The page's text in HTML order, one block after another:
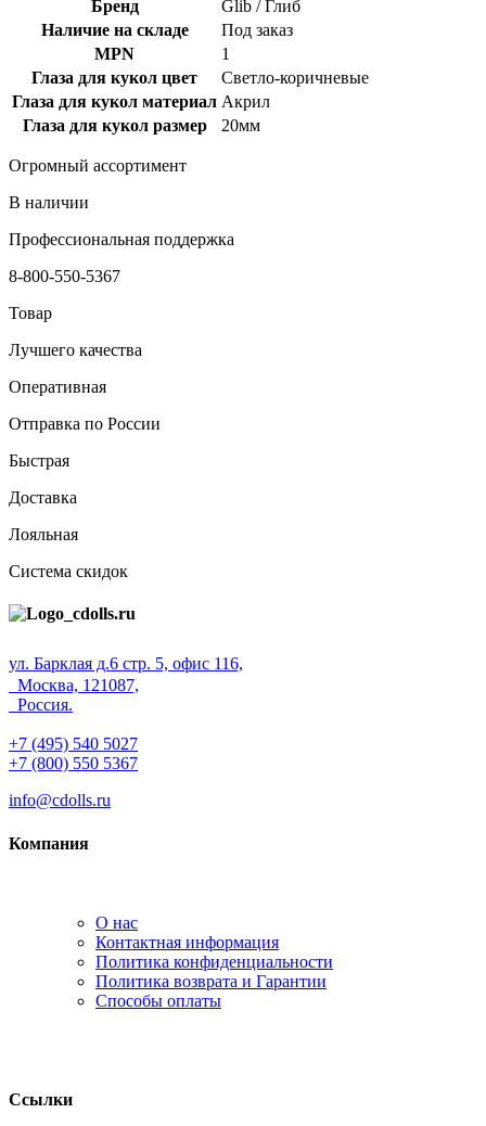
Бренд
Glib / Глиб
Наличие на складе
Под заказ
MPN
1
Глаза для кукол цвет
Светло-коричневые
Глаза для кукол материал Акрил
Глаза для кукол размер
20мм
Огромный ассортимент
В наличии
Профессиональная поддержка
8-800-550-5367
Товар
Лучшего качества
Оперативная
Отправка по России
Быстрая
Доставка
Лояльная
Система скидок
ул. Барклая д.6 стр. 5, офис 116,
Москва, 121087,
Россия.
+7 (495) 540 5027
+7 (800) 550 5367
info@cdolls.ru
Компания
О нас
Контактная информация
Политика конфиденциальности
Политика возврата и Гарантии
Способы оплаты
Ссылки